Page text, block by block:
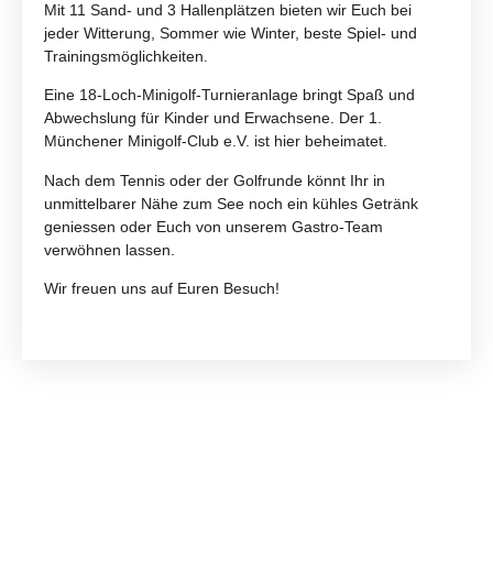
Mit 11 Sand- und 3 Hallenplätzen bieten wir Euch bei
jeder Witterung, Sommer wie Winter, beste Spiel- und
Trainingsmöglichkeiten.
Eine 18-Loch-Minigolf-Turnieranlage bringt Spaß und
Abwechslung für Kinder und Erwachsene. Der 1.
Münchener Minigolf-Club e.V. ist hier beheimatet.
Nach dem Tennis oder der Golfrunde könnt Ihr in
unmittelbarer Nähe zum See noch ein kühles Getränk
geniessen oder Euch von unserem Gastro-Team
verwöhnen lassen.
Wir freuen uns auf Euren Besuch!